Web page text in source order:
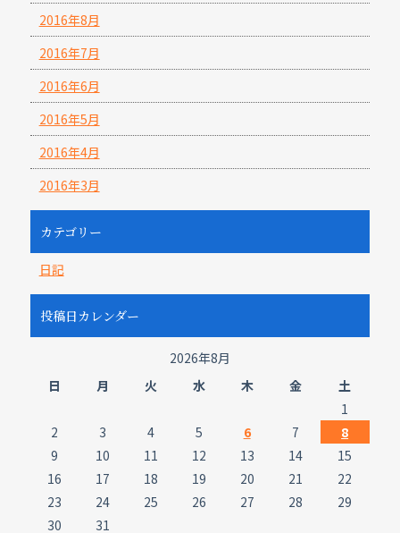
2016年8月
2016年7月
2016年6月
2016年5月
2016年4月
2016年3月
カテゴリー
日記
投稿日カレンダー
2026年8月
日
月 火 水 木 金
土
1
2
3 4 5 6 7
8
9
10 11 12 13 14
15
16
17 18 19 20 21
22
23
24 25 26 27 28
29
30
31